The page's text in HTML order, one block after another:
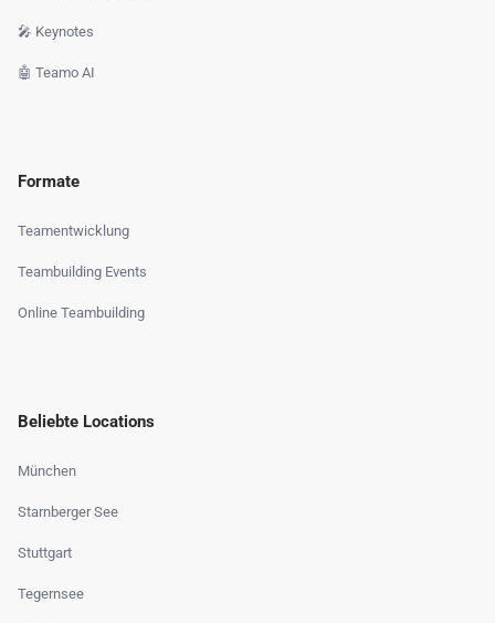
🎤 Keynotes
🤖 Teamo AI
Formate
Teamentwicklung
Teambuilding Events
Online Teambuilding
Beliebte Locations
München
Starnberger See
Stuttgart
Tegernsee